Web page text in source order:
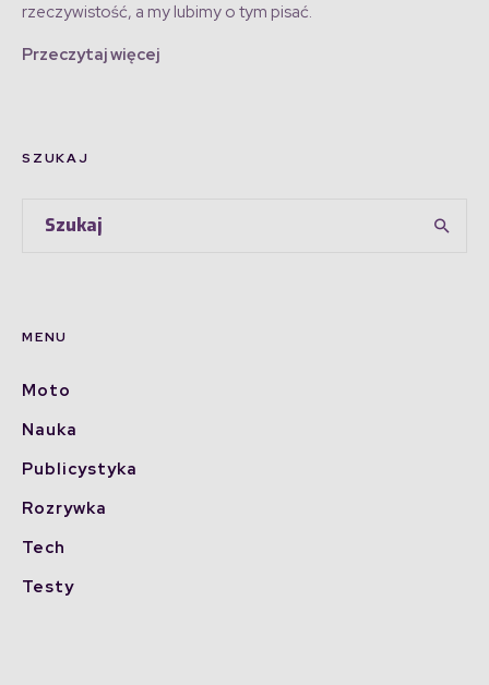
rzeczywistość, a my lubimy o tym pisać.
Przeczytaj więcej
SZUKAJ
MENU
Moto
Nauka
Publicystyka
Rozrywka
Tech
Testy